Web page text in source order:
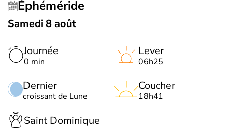
Éphéméride
Samedi 8 août
Journée
0 min
Dernier
croissant de Lune
Lever
06h25
Coucher
18h41
Saint Dominique